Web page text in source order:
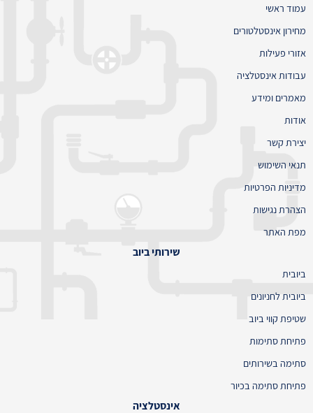
עמוד ראשי
מחירון אינסטלטורים
אזורי פעילות
עבודות אינסטלציה
מאמרים ומידע
אודות
יצירת קשר
תנאי השימוש
מדיניות הפרטיות
הצהרת נגישות
מפת האתר
שירותי ביוב
ביובית
ביובית לחניונים
שטיפת קווי ביוב
פתיחת סתימות
סתימה בשירותים
פתיחת סתימה בכיור
אינסטלציה